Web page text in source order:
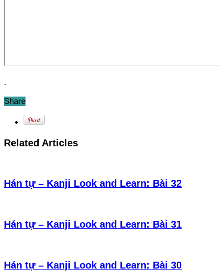
.
Share
Related Articles
Hán tự – Kanji Look and Learn: Bài 32
Hán tự – Kanji Look and Learn: Bài 31
Hán tự – Kanji Look and Learn: Bài 30